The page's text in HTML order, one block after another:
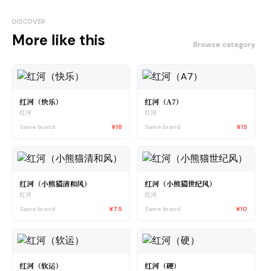
DISCOVER
More like this Browse category
红河（快乐）
红河
Same brand
¥18
红河（A7）
红河
Same brand
¥15
红河（小熊猫清和风）
红河
Same brand
¥7.5
红河（小熊猫世纪风）
红河
Same brand
¥10
红河（软运） 红河（硬）